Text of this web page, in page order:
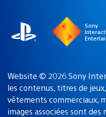
Sony
Website © 2026 Sony
les contenus, titres de
vêtements commerciaux,
images associées sont des